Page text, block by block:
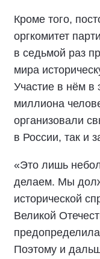
Кроме того,
оргкомитет
в седьмой раз
мира
Участие в нём в
миллиона
организовали
в России, так и
«Это лишь
делаем. Мы
исторической
Великой
Поэтому и